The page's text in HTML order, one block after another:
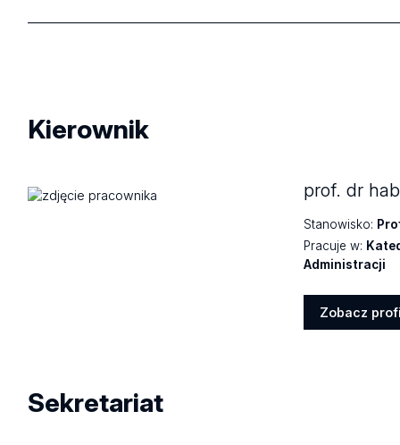
Kierownik
prof. dr
Stanowisko:
Pracuje w:
Administracji
Zobacz
Sekretariat